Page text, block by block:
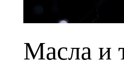
Масла и